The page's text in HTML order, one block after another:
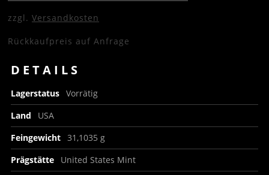
zzgl. Versandkosten
Rückkaufpreis auf Anfrage
DETAILS
Lagerstatus Vorrätig
Land
USA
Feingewicht 31,1035 g
Prägstätte
United States Mint